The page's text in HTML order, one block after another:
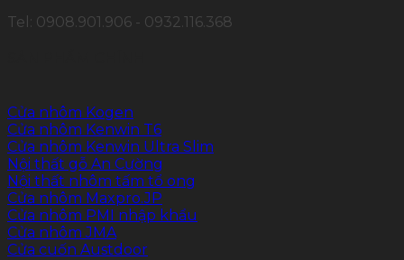
Tel: 0908.901.906 - 0932.116.368
Cửa nhôm Kogen
Cửa nhôm Kenwin T6
Cửa nhôm Kenwin Ultra Slim
Nội thất gỗ An Cường
Nội thất nhôm tấm tổ ong
Cửa nhôm Maxpro.JP
Cửa nhôm PMI nhập khẩu
Cửa nhôm JMA
Cửa cuốn Austdoor